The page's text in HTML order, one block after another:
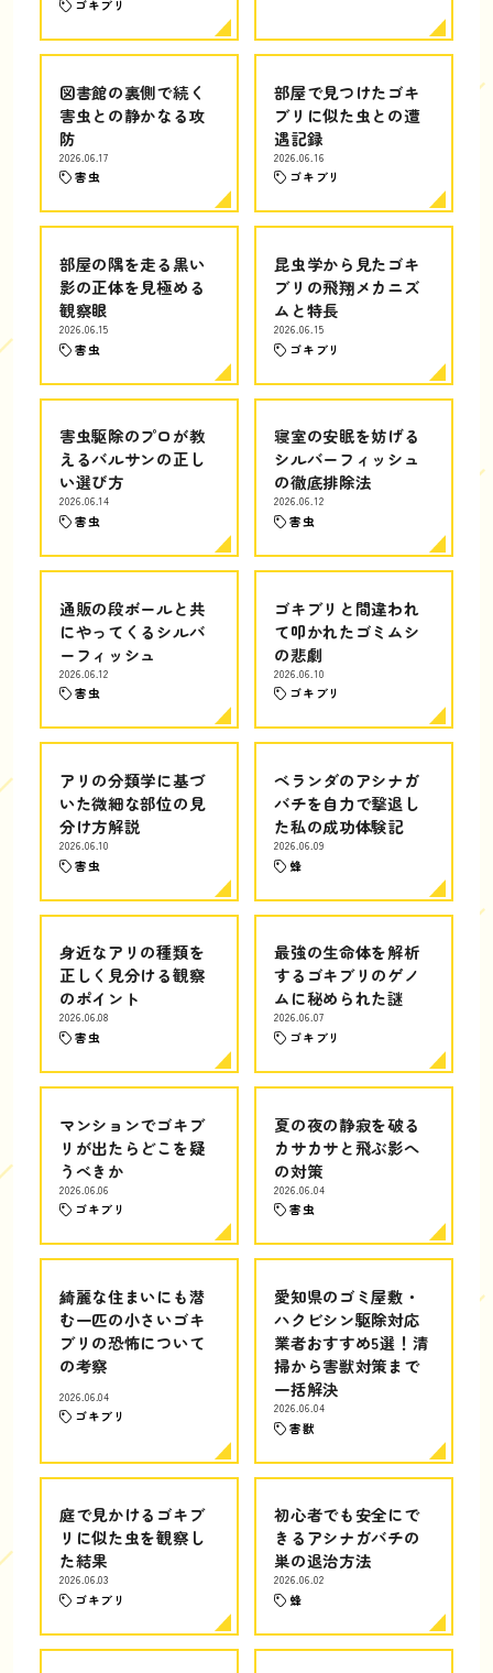
ゴキブリ
図書館の裏側で続く
害虫との静かなる攻
防
2026.06.17
害虫
部屋で見つけたゴキ
ブリに似た虫との遭
遇記録
2026.06.16
ゴキブリ
部屋の隅を走る黒い
影の正体を見極める
観察眼
2026.06.15
害虫
昆虫学から見たゴキ
ブリの飛翔メカニズ
ムと特長
2026.06.15
ゴキブリ
害虫駆除のプロが教
えるバルサンの正し
い選び方
2026.06.14
害虫
寝室の安眠を妨げる
シルバーフィッシュ
の徹底排除法
2026.06.12
害虫
通販の段ボールと共
にやってくるシルバ
ーフィッシュ
2026.06.12
害虫
ゴキブリと間違われ
て叩かれたゴミムシ
の悲劇
2026.06.10
ゴキブリ
アリの分類学に基づ
いた微細な部位の見
分け方解説
2026.06.10
害虫
ベランダのアシナガ
バチを自力で撃退し
た私の成功体験記
2026.06.09
蜂
身近なアリの種類を
正しく見分ける観察
のポイント
2026.06.08
害虫
最強の生命体を解析
するゴキブリのゲノ
ムに秘められた謎
2026.06.07
ゴキブリ
マンションでゴキブ
リが出たらどこを疑
うべきか
2026.06.06
ゴキブリ
夏の夜の静寂を破る
カサカサと飛ぶ影へ
の対策
2026.06.04
害虫
綺麗な住まいにも潜
む一匹の小さいゴキ
ブリの恐怖について
の考察
2026.06.04
ゴキブリ
愛知県のゴミ屋敷・
ハクビシン駆除対応
業者おすすめ5選！清
掃から害獣対策まで
一括解決
2026.06.04
害獣
庭で見かけるゴキブ
リに似た虫を観察し
た結果
2026.06.03
ゴキブリ
初心者でも安全にで
きるアシナガバチの
巣の退治方法
2026.06.02
蜂